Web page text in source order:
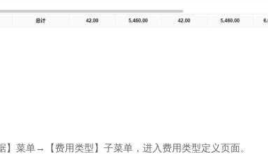
菜单→【费用类型】子菜单，进入费用类型定义页面。